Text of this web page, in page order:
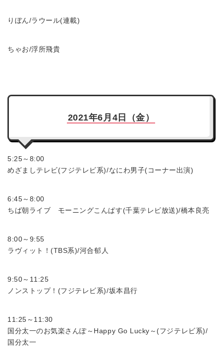
りぼん/ラウール(連載)
ちゃお/浮所飛貴
2021年6月4日（金）
5:25～8:00
めざましテレビ(フジテレビ系)/なにわ男子(コーナー出演)
6:45～8:00
ちば朝ライブ モーニングこんぱす(千葉テレビ放送)/橋本良亮
8:00～9:55
ラヴィット！(TBS系)/河合郁人
9:50～11:25
ノンストップ！(フジテレビ系)/坂本昌行
11:25～11:30
国分太一のお気楽さんぽ～Happy Go Lucky～(フジテレビ系)/
国分太一